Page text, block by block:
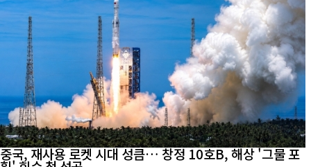
중국, 재사용 로켓 시대 성큼… 창정 10호B, 해상 '그물 포